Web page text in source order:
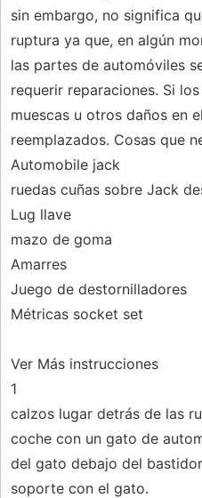
sin embargo, no significa
ruptura ya que, en algún
las partes de automóviles
requerir reparaciones. Si
muescas u otros daños en
reemplazados. Cosas que
Automobile jack
ruedas cuñas sobre Jack
Lug llave
mazo de goma
Amarres
Juego de destornilladores
Métricas socket set
Ver Más instrucciones
1
calzos lugar detrás de las
coche con un gato de
del gato debajo del
soporte con el gato.